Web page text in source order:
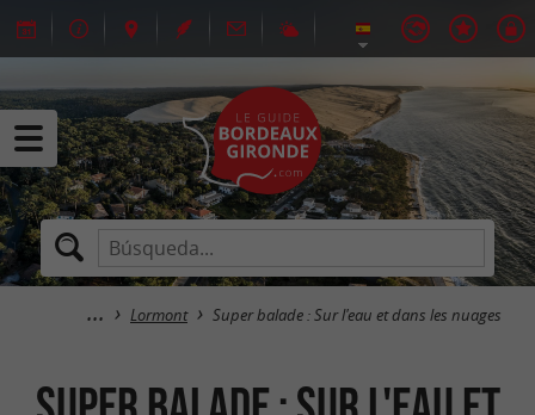
Lormont Super balade : Sur l'eau et dans les nuages